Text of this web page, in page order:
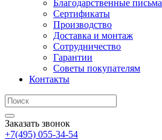
Благодарственные письма
Сертификаты
Производство
Доставка и монтаж
Сотрудничество
Гарантии
Советы покупателям
Контакты
Заказать звонок
+7(495) 055-34-54